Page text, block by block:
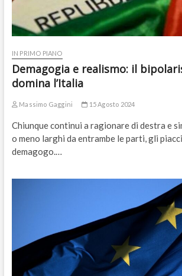
IN PRIMO PIANO
Demagogia e realismo: il
domina l’Italia
Massimo Gaggini 15 Agosto 2024
Chiunque continui a ragionare di destra e
o meno larghi da entrambe le parti, gli
demagogo.…